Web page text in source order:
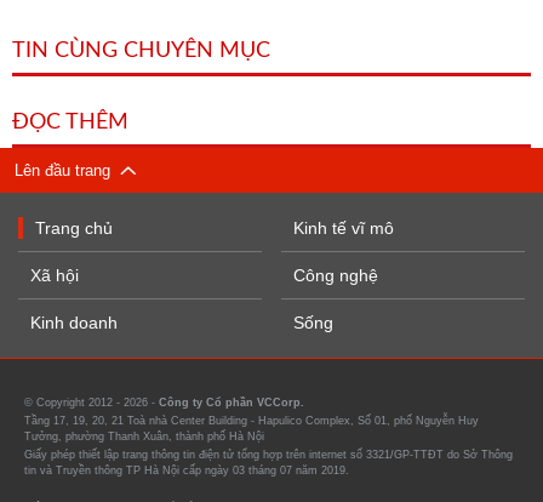
TIN CÙNG CHUYÊN MỤC
ĐỌC THÊM
Lên đầu trang
Trang chủ
Xã hội
Kinh doanh
Kinh tế vĩ mô
Công nghệ
Sống
© Copyright 2012 - 2026 - Công ty Cổ phần VCCorp.
Tầng 17, 19, 20, 21 Toà nhà Center Building - Hapulico Complex, Số 01, phố Nguyễn Huy
Tưởng, phường Thanh Xuân, thành phố Hà Nội
Giấy phép thiết lập trang thông tin điện tử tổng hợp trên internet số 3321/GP-TTĐT do Sở Thông
tin và Truyền thông TP Hà Nội cấp ngày 03 tháng 07 năm 2019.